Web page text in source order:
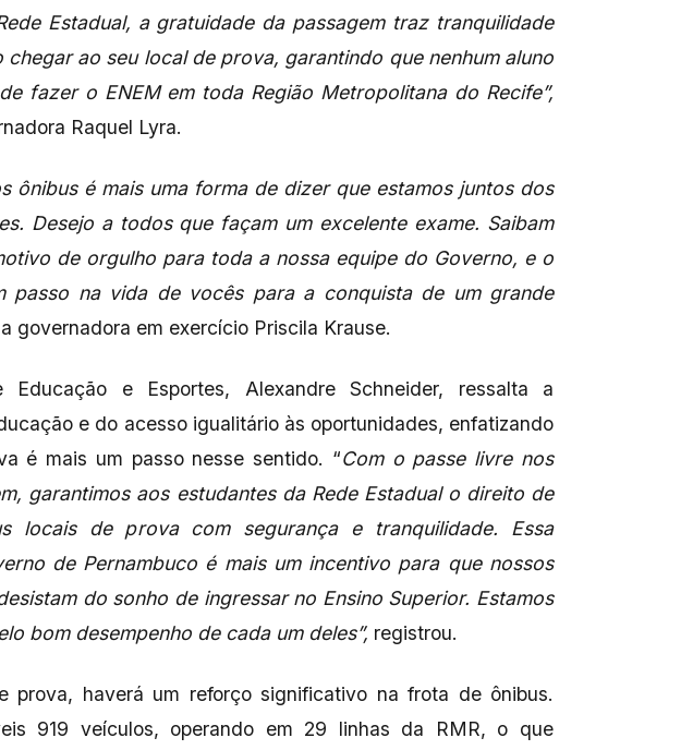
Estadual, a gratuidade da passagem traz tranquilidade
ao seu local de prova, garantindo que nenhum aluno
fazer o ENEM em toda Região Metropolitana do Recife”,
Raquel Lyra.
ônibus é mais uma forma de dizer que estamos juntos dos
Desejo a todos que façam um excelente exame. Saibam
de orgulho para toda a nossa equipe do Governo, e o
passo na vida de vocês para a conquista de um grande
governadora em exercício Priscila Krause.
Educação e Esportes, Alexandre Schneider, ressalta a
e do acesso igualitário às oportunidades, enfatizando
é mais um passo nesse sentido. “Com o passe livre nos
garantimos aos estudantes da Rede Estadual o direito de
locais de prova com segurança e tranquilidade. Essa
de Pernambuco é mais um incentivo para que nossos
do sonho de ingressar no Ensino Superior. Estamos
bom desempenho de cada um deles”, registrou.
prova, haverá um reforço significativo na frota de ônibus.
919 veículos, operando em 29 linhas da RMR, o que